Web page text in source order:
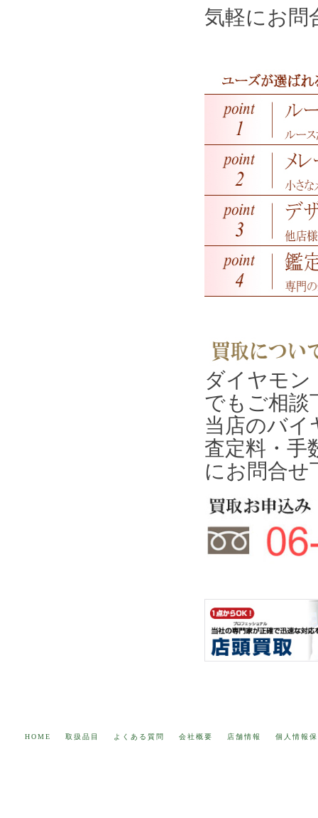
気軽にお問
ダイヤモ
でもご相談
当店のバイ
査定料・手
にお問合せ
HOME 取扱品目 よくある質問 会社概要 店舗情報 個人情報